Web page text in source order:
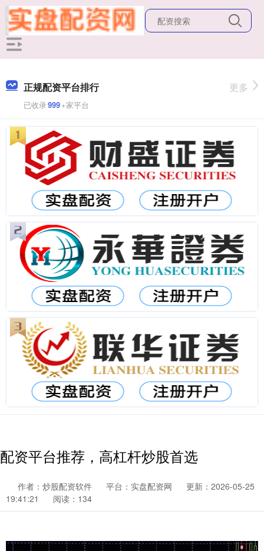
正规配资平台排行
已收录999+家平台
更多
配资平台推荐，高杠杆炒股首选
作者：炒股配资软件 平台：实盘配资网
更新：2026-05-25
19:41:21
阅读：134